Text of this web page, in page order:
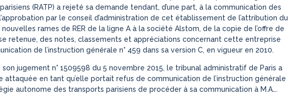
(RATP) a rejeté sa demande tendant, d’une part, à la communication des
par le conseil d’administration de cet établissement de l’attribution du
rames de RER de la ligne A à la société Alstom, de la copie de l’offre de
retenue, des notes, classements et appréciations concernant cette entreprise
de l’instruction générale n° 459 dans sa version C, en vigueur en 2010.
jugement n° 1509598 du 5 novembre 2015, le tribunal administratif de Paris a
attaquée en tant qu’elle portait refus de communication de l’instruction générale
autonome des transports parisiens de procéder à sa communication à M.A….